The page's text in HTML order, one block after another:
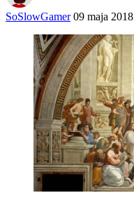
SoSlowGamer 09 maja 2018